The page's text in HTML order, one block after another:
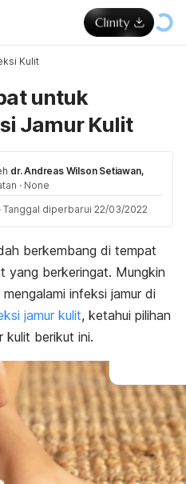
Kulit
untuk
Jamur Kulit
dr. Andreas Wilson Setiawan,
· None
· Tanggal diperbarui 22/03/2022
berkembang di tempat
yang berkeringat. Mungkin
infeksi jamur di
jamur kulit, ketahui pilihan
kulit berikut ini.